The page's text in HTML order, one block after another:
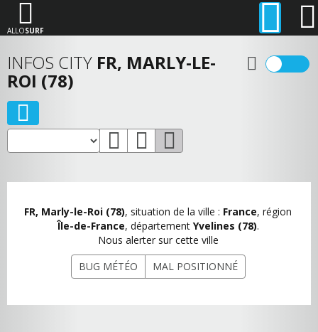
ALLOSURF
INFOS CITY FR, MARLY-LE-
ROI (78)
FR, Marly-le-Roi (78), situation de la ville : France, région
Île-de-France, département Yvelines (78).
Nous alerter sur cette ville
BUG MÉTÉO
MAL POSITIONNÉ